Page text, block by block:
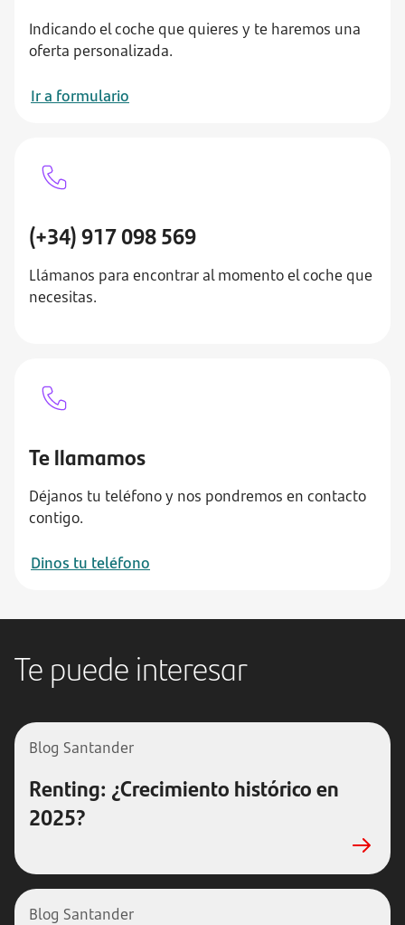
Indicando el coche que quieres y te haremos una
oferta personalizada.
Ir a formulario
(+34) 917 098 569
Llámanos para encontrar al momento el coche que
necesitas.
Te llamamos
Déjanos tu teléfono y nos pondremos en contacto
contigo.
Dinos tu teléfono
Te puede interesar
Blog Santander
Renting: ¿Crecimiento histórico en
2025?
Blog Santander